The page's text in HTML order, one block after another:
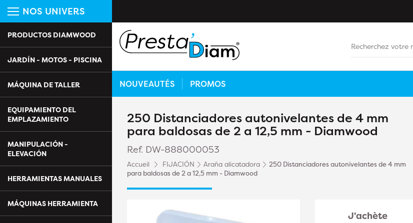
NOS UNIVERS
PRODUCTOS DIAMWOOD
JARDÍN - MOTOS - PISCINA
MÁQUINA DE TALLER
EQUIPAMIENTO DEL
EMPLAZAMIENTO
MANIPULACIÓN -
ELEVACIÓN
HERRAMIENTAS MANUALES
MÁQUINAS HERRAMIENTA
NOUVEAUTÉS PROMOS
250 Distanciadores autonivelantes de 4 mm
para baldosas de 2 a 12,5 mm - Diamwood
Ref. DW-888000053
Accueil FIJACIÓN Araña alicatadora
250 Distanciadores autonivelantes de 4 mm
para baldosas de 2 a 12,5 mm - Diamwood
J'achète